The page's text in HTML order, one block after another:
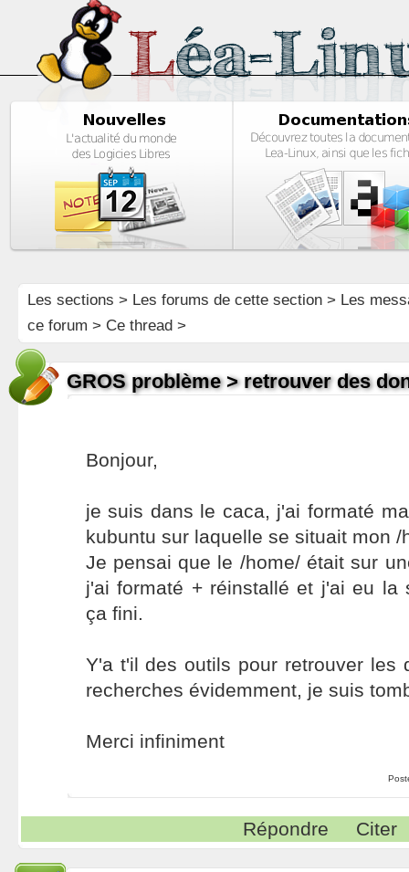
Les sections > Les forums de cette section> Les
ce forum > Ce thread >
GROS problème > retrouver des
Bonjour,
je suis dans le caca, j'ai formaté
kubuntu sur laquelle se situait mon /
Je pensai que le /home/ était sur
j'ai formaté + réinstallé et j'ai eu la
ça fini.
Y'a t'il des outils pour retrouver les
recherches évidemment, je suis
Merci infiniment
Répondre Citer